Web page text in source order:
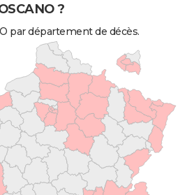
?
par département de décès.